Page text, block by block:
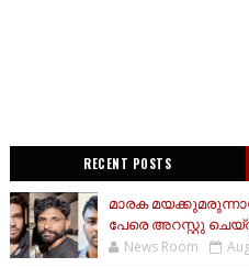
RECENT POSTS
മാരക
പേരെ അറസ്റ്റു
News Room